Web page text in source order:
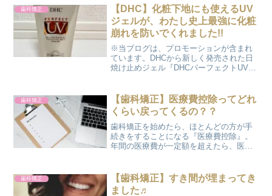
辺には歯石が溜まってしまうので、早く
キレイにしてもらいたいな...
歯科矯正
【DHC】化粧下地にも使えるUV
ジェルが、わたし史上最強に化粧
崩れを防いでくれました!!
※当ブログは、プロモーションが含まれ
ています。DHCから新しく発売された日
焼け止めジェル『DHCパーフェクトUVジ
だはからだ用と分けて使っていまし
た。 それが今回の...
歯科矯正
【歯科矯正】医療費控除ってどれ
くらい戻ってくるの？？
歯科矯正を始めたら、ほとんどの方が手
続きをすることになる『医療費控除』。
年間の医療費が一定額を超えたら、医療
場合ですが、永久歯列の矯正費用として
６５万円月に１回の調整...
歯科矯正
【歯科矯正】すき間が埋まってき
ました♬